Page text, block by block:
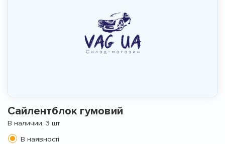
Сайлентблок гумовий
В наличии, 3 шт.
В наявності